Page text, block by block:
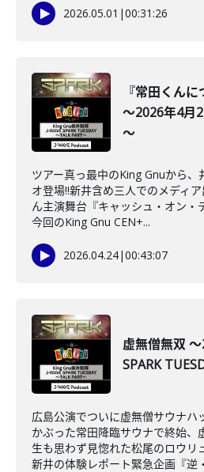
2026.05.01 |00:31:26
『常田くん
～2026年4月
～
ツアー真っ最中のKing Gnuから
オ登場!!新井含め三人でのメディ
ん主演舞台『キャッシュ・オン・
今回のKing Gnu CEN+...
2026.04.24|00:43:07
虚無僧無双
SPARK
広島公演でついに虚無僧サウナハ
かぶった常田降臨サウナで終始、
生も思わず見惚れた松尾のロウリ
新井の体験レポート緊急企画『逆